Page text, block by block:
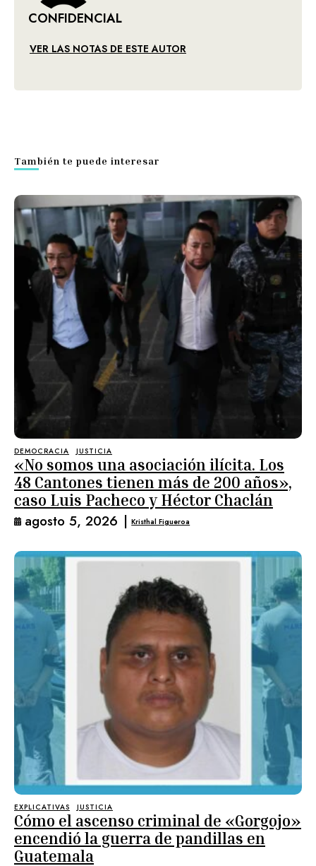
CONFIDENCIAL
VER LAS NOTAS DE ESTE AUTOR
También te puede interesar
DEMOCRACIA JUSTICIA
«No somos una asociación ilícita. Los
48 Cantones tienen más de 200 años»,
caso Luis Pacheco y Héctor Chaclán
agosto 5, 2026 | Kristhal Figueroa
EXPLICATIVAS JUSTICIA
Cómo el ascenso criminal de «Gorgojo»
encendió la guerra de pandillas en
Guatemala